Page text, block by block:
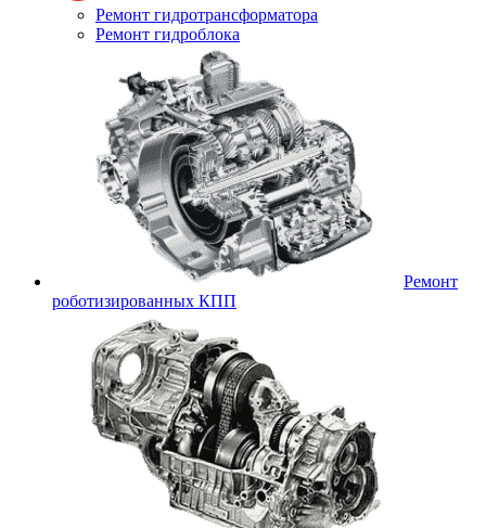
Ремонт гидротрансформатора
Ремонт гидроблока
Ремонт
роботизированных КПП